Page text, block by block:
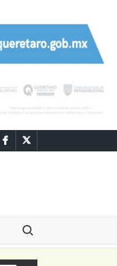
FacebookTwitter
Buscar: